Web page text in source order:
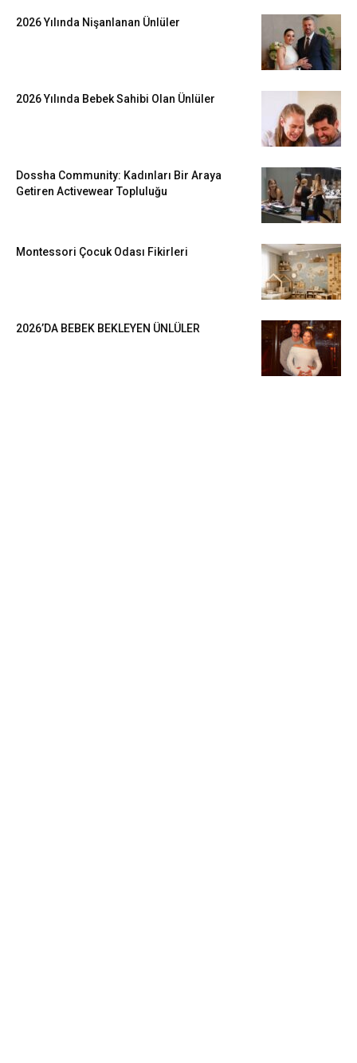
2026 Yılında Nişanlanan Ünlüler
2026 Yılında Bebek Sahibi Olan Ünlüler
Dossha Community: Kadınları Bir Araya
Getiren Activewear Topluluğu
Montessori Çocuk Odası Fikirleri
2026’DA BEBEK BEKLEYEN ÜNLÜLER